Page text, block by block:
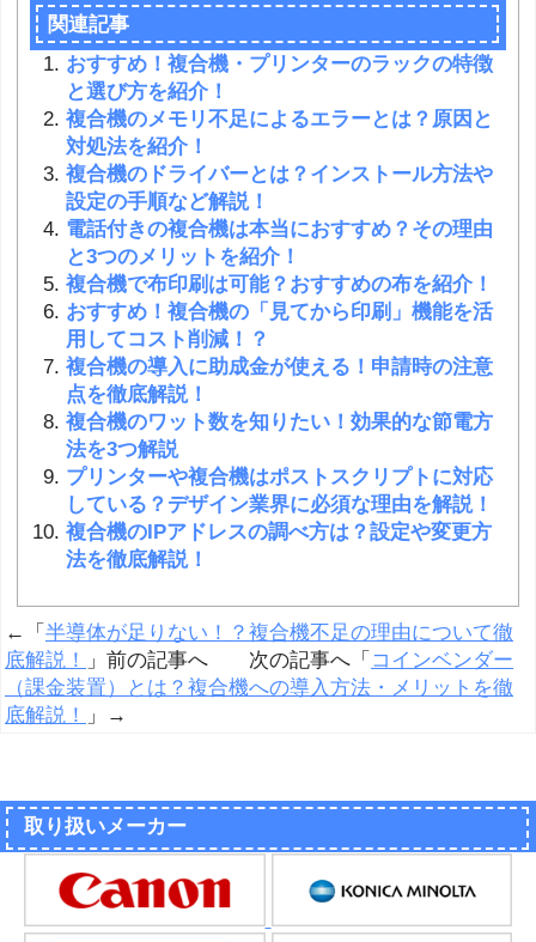
関連記事
おすすめ！複合機・プリンターのラックの特徴
と選び方を紹介！
複合機のメモリ不足によるエラーとは？原因と
対処法を紹介！
複合機のドライバーとは？インストール方法や
設定の手順など解説！
電話付きの複合機は本当におすすめ？その理由
と3つのメリットを紹介！
複合機で布印刷は可能？おすすめの布を紹介！
おすすめ！複合機の「見てから印刷」機能を活
用してコスト削減！？
複合機の導入に助成金が使える！申請時の注意
点を徹底解説！
複合機のワット数を知りたい！効果的な節電方
法を3つ解説
プリンターや複合機はポストスクリプトに対応
している？デザイン業界に必須な理由を解説！
複合機のIPアドレスの調べ方は？設定や変更方
法を徹底解説！
←「 半導体が足りない！？複合機不足の理由について徹
底解説！
」前の記事へ 次の記事へ「 コインベンダー
（課金装置）とは？複合機への導入方法・メリットを徹
底解説！
」→
取り扱いメーカー